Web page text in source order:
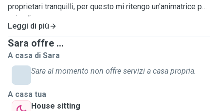
proprietari tranquilli, per questo mi ritengo un'animatrice per
animali.
Leggi di più
Sara offre ...
A casa di Sara
Sara al momento non offre servizi a casa propria.
A casa tua
House sitting